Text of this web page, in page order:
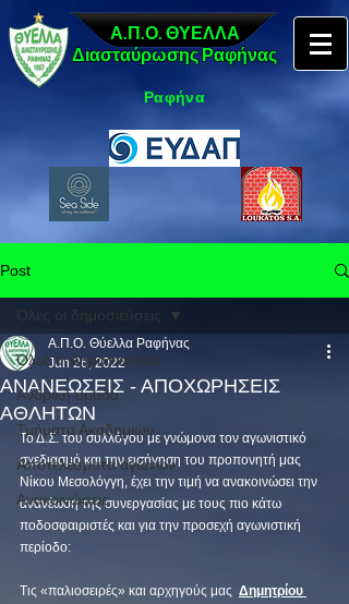
Α.Π.Ο. ΘΥΕΛΛΑ
Διασταύρωσης Ραφήνας
Ραφήνα
Post
Όλες οι δημοσιεύσεις
Ανδρική ομάδα
Τμήματα Ακαδημιών
Αποτελέσματα αγώνων
Ανακοινώσεις
Όλες οι δημοσιεύσεις
ΑΝΑΝΕΩΣΕΙΣ - ΑΠΟΧΩΡΗΣΕΙΣ
ΑΘΛΗΤΩΝ
Α.Π.Ο. Θύελλα Ραφήνας
Jun 26, 2022
Το Δ.Σ. του συλλόγου με γνώμονα τον αγωνιστικό
σχεδιασμό και την εισήγηση του προπονητή μας
Νίκου Μεσολόγγη, έχει την τιμή να ανακοινώσει την
ανανέωση της συνεργασίας με τους πιο κάτω
ποδοσφαιριστές και για την προσεχή αγωνιστική
περίοδο:
Τις «παλιοσειρές» και αρχηγούς μας Δημητρίου